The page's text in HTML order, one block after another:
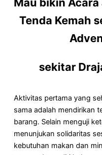
Tenda Kemah
sekitar
Aktivitas pertama yang
sama adalah mendirikan
barang. Selain menguji
menunjukan solidaritas
kebutuhan makan dan